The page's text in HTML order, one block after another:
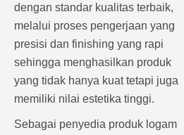
dengan standar kualitas terbaik,
melalui proses pengerjaan yang
presisi dan finishing yang rapi
sehingga menghasilkan produk
yang tidak hanya kuat tetapi juga
memiliki nilai estetika tinggi.
Sebagai penyedia produk logam